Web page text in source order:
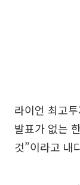
라이언 최고
발표가 없는
것”이라고 내